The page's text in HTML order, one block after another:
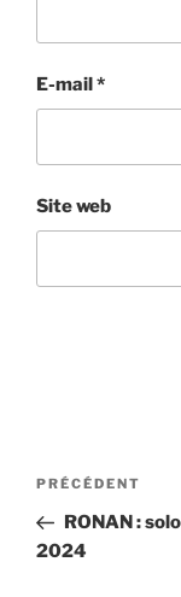
E-mail *
Site web
Navigation
l’article
Article
précédent
PRÉCÉDENT
RONAN :
2024